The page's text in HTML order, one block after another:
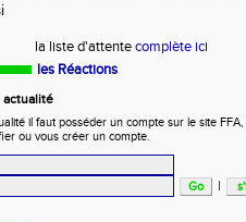
la liste d'attentecomplète ici
les Réactions
actualité
il faut posséder un compte sur le site
ou vous créer un compte.
|